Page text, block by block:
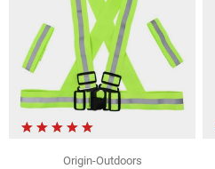
Origin-Outdoors